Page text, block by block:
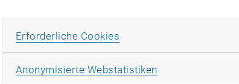
Erforderliche Cookies
Anonymisierte Webstatistiken